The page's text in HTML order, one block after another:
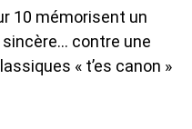
10 mémorisent un
contre une
« t’es canon »